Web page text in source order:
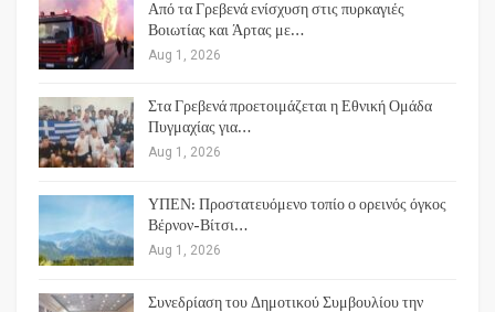
Από τα Γρεβενά ενίσχυση στις πυρκαγιές
Βοιωτίας και Άρτας με…
Aug 1, 2026
Στα Γρεβενά προετοιμάζεται η Εθνική Ομάδα
Πυγμαχίας για…
Aug 1, 2026
ΥΠΕΝ: Προστατευόμενο τοπίο ο ορεινός όγκος
Βέρνον-Βίτσι…
Aug 1, 2026
Συνεδρίαση του Δημοτικού Συμβουλίου την